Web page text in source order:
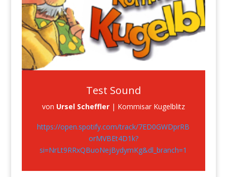
Test Sound
von Ursel Scheffler| Kommisar Kugelblitz
https://open.spotify.com/track/7ED0GWDprRB
orMVBEt4D1k?
si=NrLt9RRxQBuoNejBydymKg&dl_branch=1